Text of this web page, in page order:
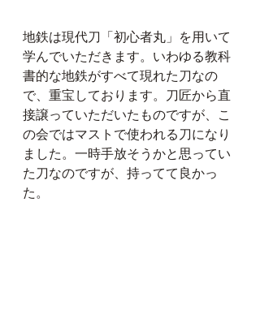
地鉄は現代刀「初心者丸」を用いて
学んでいただきます。いわゆる教科
書的な地鉄がすべて現れた刀なの
で、重宝しております。刀匠から直
接譲っていただいたものですが、こ
の会ではマストで使われる刀になり
ました。一時手放そうかと思ってい
た刀なのですが、持ってて良かっ
た。